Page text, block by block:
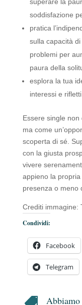
soddisfazione
pratica
sulla capacità
problemi per
paura della
esplora la tua
interessi e
Essere single non
ma come
scoperta di sé.
con la giusta
vivere
appieno la
presenza o meno
Crediti immagine:
Condividi:
Facebook
Telegram